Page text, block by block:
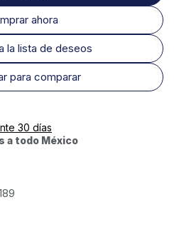
ahora
para comparar
la lista de deseos
30 días
a todo México